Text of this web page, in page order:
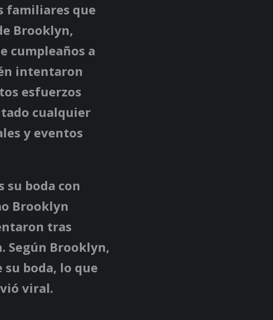
familiares que
Brooklyn,
cumpleaños a
intentaron
esfuerzos
cualquier
y eventos
su boda con
Brooklyn
tras
Según Brooklyn,
boda, lo que
viral.